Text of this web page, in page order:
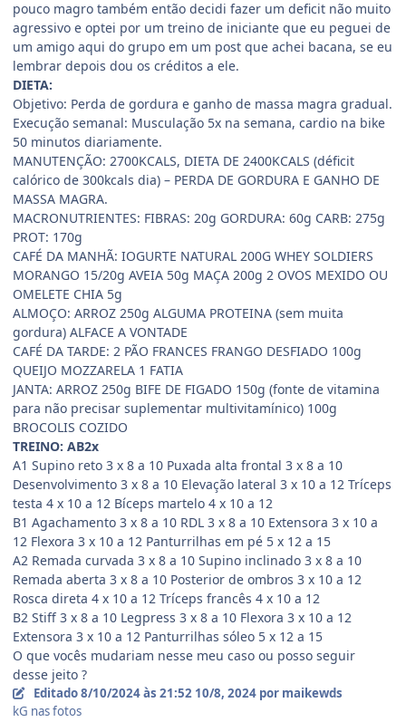
pouco magro também então decidi fazer um deficit não muito
agressivo e optei por um treino de iniciante que eu peguei de
um amigo aqui do grupo em um post que achei bacana, se eu
lembrar depois dou os créditos a ele.
DIETA:
Objetivo: Perda de gordura e ganho de massa magra gradual.
Execução semanal: Musculação 5x na semana, cardio na bike
50 minutos diariamente.
MANUTENÇÃO: 2700KCALS, DIETA DE 2400KCALS (déficit
calórico de 300kcals dia) – PERDA DE GORDURA E GANHO DE
MASSA MAGRA.
MACRONUTRIENTES: FIBRAS: 20g GORDURA: 60g CARB: 275g
PROT: 170g
CAFÉ DA MANHÃ: IOGURTE NATURAL 200G WHEY SOLDIERS
MORANGO 15/20g AVEIA 50g MAÇA 200g 2 OVOS MEXIDO OU
OMELETE CHIA 5g
ALMOÇO: ARROZ 250g ALGUMA PROTEINA (sem muita
gordura) ALFACE A VONTADE
CAFÉ DA TARDE: 2 PÃO FRANCES FRANGO DESFIADO 100g
QUEIJO MOZZARELA 1 FATIA
JANTA: ARROZ 250g BIFE DE FIGADO 150g (fonte de vitamina
para não precisar suplementar multivitamínico) 100g
BROCOLIS COZIDO
TREINO: AB2x
A1 Supino reto 3 x 8 a 10 Puxada alta frontal 3 x 8 a 10
Desenvolvimento 3 x 8 a 10 Elevação lateral 3 x 10 a 12 Tríceps
testa 4 x 10 a 12 Bíceps martelo 4 x 10 a 12
B1 Agachamento 3 x 8 a 10 RDL 3 x 8 a 10 Extensora 3 x 10 a
12 Flexora 3 x 10 a 12 Panturrilhas em pé 5 x 12 a 15
A2 Remada curvada 3 x 8 a 10 Supino inclinado 3 x 8 a 10
Remada aberta 3 x 8 a 10 Posterior de ombros 3 x 10 a 12
Rosca direta 4 x 10 a 12 Tríceps francês 4 x 10 a 12
B2 Stiff 3 x 8 a 10 Legpress 3 x 8 a 10 Flexora 3 x 10 a 12
Extensora 3 x 10 a 12 Panturrilhas sóleo 5 x 12 a 15
O que vocês mudariam nesse meu caso ou posso seguir
desse jeito ?
Editado8/10/2024 às 21:52 10/8, 2024 por maikewds
kG nas fotos